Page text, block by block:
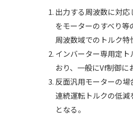
出力する周波数に対
をモーターのすべり
周波数域でのトルク特
インバーター専用定
おり、一般にVf制御に
反面汎用モーターの
連続運転トルクの低
となる。